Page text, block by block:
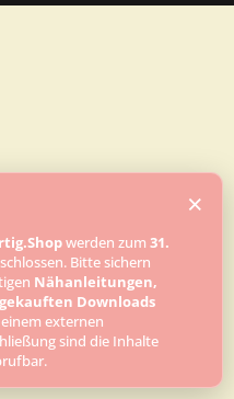
werden zum 31.
Bitte sichern
Nähanleitungen,
Downloads
externen
sind die Inhalte
×